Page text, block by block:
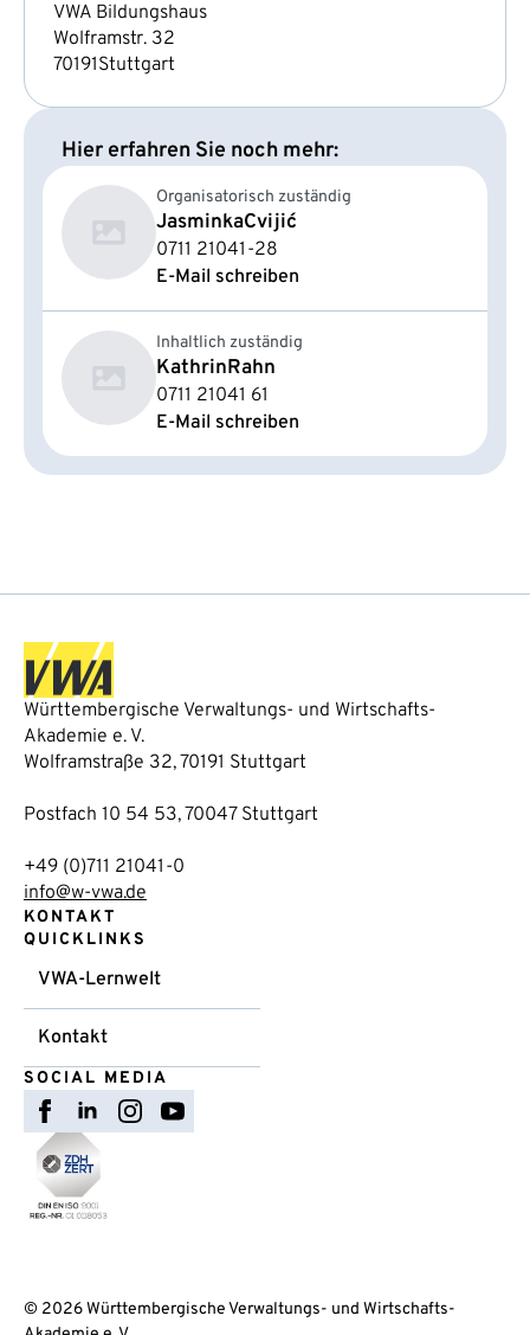
VWA Bildungshaus
Wolframstr. 32
70191Stuttgart
Hier erfahren Sie noch mehr:
Organisatorisch zuständig
JasminkaCvijić
0711 21041-28
E-Mail schreiben
Inhaltlich zuständig
KathrinRahn
0711 21041 61
E-Mail schreiben
Württembergische Verwaltungs- und Wirtschafts-
Akademie e. V.
Wolframstraße 32, 70191 Stuttgart
Postfach 10 54 53, 70047 Stuttgart
+49 (0)711 21041-0
info@w-vwa.de
KONTAKT
QUICKLINKS
VWA-Lernwelt
Kontakt
SOCIAL MEDIA
© 2026 Württembergische Verwaltungs- und Wirtschafts-